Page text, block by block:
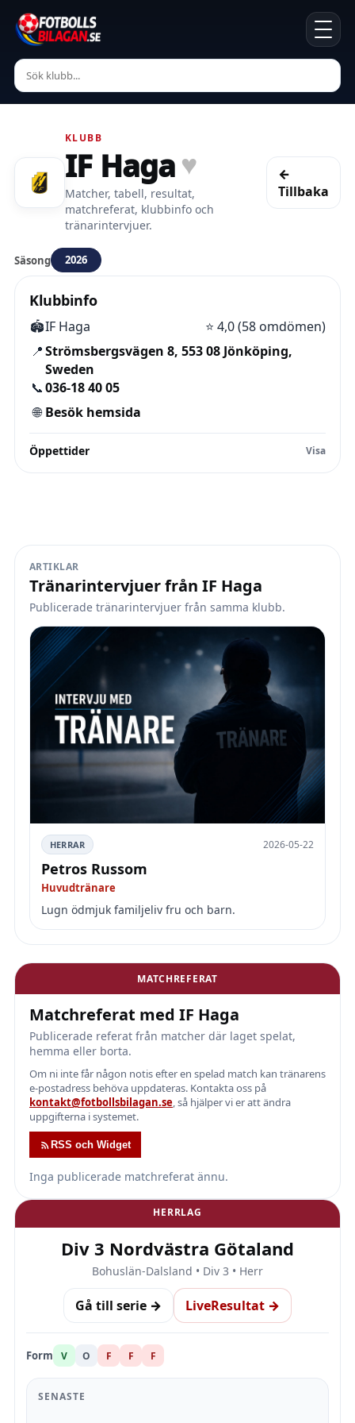
KLUBB
IF Haga ♥
Matcher, tabell, resultat,
matchreferat, klubbinfo och
tränarintervjuer.
←
Tillbaka
Säsong 2026
Klubbinfo
🏟️IF Haga ⭐ 4,0 (58 omdömen)
📍Strömsbergsvägen 8, 553 08 Jönköping,
Sweden
📞036-18 40 05
🌐 Besök hemsida
Öppettider
ARTIKLAR
Tränarintervjuer från IF Haga
Publicerade tränarintervjuer från samma klubb.
HERRAR 2026-05-22
Petros Russom
Huvudtränare
Lugn ödmjuk familjeliv fru och barn.
MATCHREFERAT
Matchreferat med IF Haga
Publicerade referat från matcher där laget spelat,
hemma eller borta.
Om ni inte får någon notis efter en spelad match kan tränarens
e-postadress behöva uppdateras. Kontakta oss på
kontakt@fotbollsbilagan.se, så hjälper vi er att ändra
uppgifterna i systemet.
RSS och Widget
Inga publicerade matchreferat ännu.
HERRLAG
Div 3 Nordvästra Götaland
Bohuslän-Dalsland • Div 3 • Herr
Gå till serie → LiveResultat →
Form V O F F F
SENASTE